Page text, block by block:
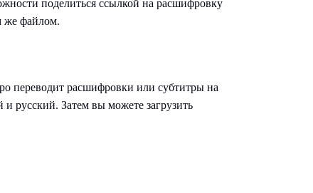
поделиться ссылкой на расшифровку
же файлом.
переводит расшифровки или субтитры на
русский. Затем вы можете загрузить